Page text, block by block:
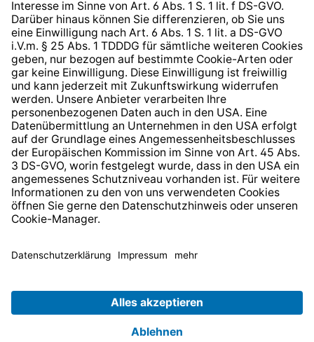
Barrierefreiheit
* Alle Preise inkl. gesetzl. Mehrwertsteuer zzgl.
anders angegeben.
© 2026 TechniSat Digital GmbH
TechniSat ist ein Unternehmen der